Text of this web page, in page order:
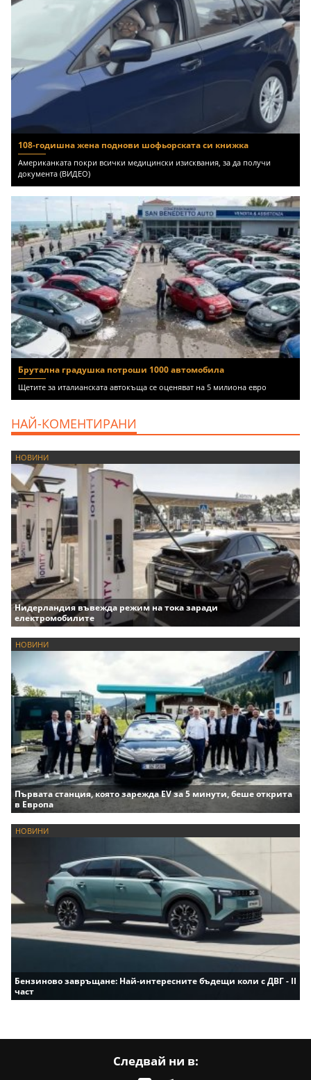
108-годишна жена поднови шофьорската си книжка
Американката покри всички медицински изисквания, за да получи
документа (ВИДЕО)
Брутална градушка потроши 1000 автомобила
Щетите за италианската автокъща се оценяват на 5 милиона евро
НАЙ-КОМЕНТИРАНИ
НОВИНИ
Нидерландия въвежда режим на тока заради
електромобилите
НОВИНИ
Първата станция, която зарежда EV за 5 минути, беше открита
в Европа
НОВИНИ
Бензиново завръщане: Най-интересните бъдещи коли с ДВГ - II
част
Следвай ни в: